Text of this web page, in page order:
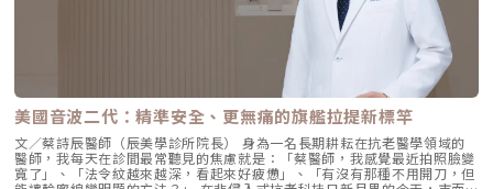
雅的肌膚張力。4. 口周細紋：自然軟化而不僵硬對於愛笑或年長客戶常見的
唇周紋，若使用傳統填充物，常會因為增加了體積而讓表情變得僵硬。
Profhilo 透過液態拉皮的原理，在不改變五官比例的前提下，誘導唇周肌
膚新生彈力蛋白，從底層「軟化」細小紋路，讓整個人看起來更加柔和、自
然。六、 蔡醫師的診間建議：如何規劃妳的「逆時針」計畫？在辰美學，
我們追求的是「長效且細膩」的美，而非瞬間的煙火式改變。針對初次接觸
Profhilo 逆時針 的客戶，我通常會建議以「週期性重塑」的方式來規劃妳
的專屬美學地圖：1. 基礎療程：建議至少進行 2 至 3 次為了達到最佳的彈
力蛋白新生與肌底環境優化，單次施打僅是啟動信號，完整的重塑需要時間
堆疊： 啟動期（第 1 次與第 2 次）： 建議間隔 1 個月施打。這兩次密集的
治療能確保高濃度玻尿酸在真皮層內建立穩固的擴散網絡，全面活化纖維母
度與彈性 深層補水、改善乾燥與粗糙 減少細紋、改善膚色不均3. 自然柔和
的效果：告別「饅化臉」璞菲洛的質地較輕盈、流動性高，主要作用提升肌
膚本身的飽滿度與光澤，而不是增加額外體積。因此，能帶來自然、柔和的
改善效果，避免了傳統填充劑可能導致的僵硬或「饅化」現象，讓你看起來
就像是膚況變好了，而不是動了手腳。4. 獨創 BAP 五點注射技術：療程更
舒適、更快速採用獨家的 BAP (Bio Aesthetic Points) 五點注射技術。醫師
只需在臉部兩側各選擇五個精準的生物美學點進行注射，就能讓玻尿酸均勻
擴散至全臉。這大大減少了注射的針數和疼痛感，也降低了術後瘀青和腫脹
的機率，讓療程更加舒適、快速。5. 高濃度、不含交聯劑：安全性高、低發
炎風險以高濃度玻尿酸為主要成分，且製程中不使用任何化學交聯劑，能有
效降低注射後的發炎反應與過敏風險。同時，也經過多項國際認證，確保了
產品的純淨與安全性。逆時針（Profhilo） vs. 傳統玻尿酸比較 療程名稱
美國音波二代：精準安全、更無痛的旗艦拉提新標竿
文／蔡詩辰醫師（辰美學診所院長） 身為一名長期耕耘在抗老醫學領域的
醫師，我每天在診間最常聽見的焦慮就是：「蔡醫師，我感覺最近拍照臉變
寬了」、「法令紋越來越深，看起來好疲憊」、「有沒有那種不用開刀，但